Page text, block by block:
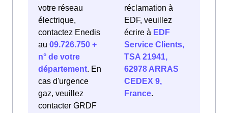
votre réseau
électrique,
contactez Enedis
au 09.726.750 +
n° de votre
département. En
cas d'urgence
gaz, veuillez
contacter GRDF
réclamation à
EDF, veuillez
écrire à EDF
Service Clients,
TSA 21941,
62978 ARRAS
CEDEX 9,
France.